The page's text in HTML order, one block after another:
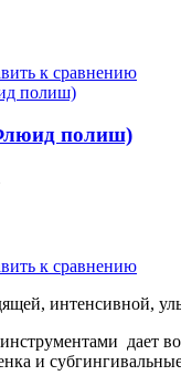
к сравнению
полиш)
к сравнению
интенсивной,
дает
и